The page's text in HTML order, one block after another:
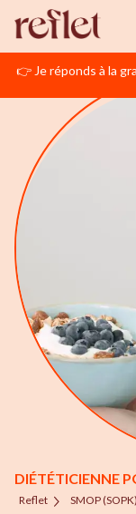
👉 Je réponds à la
DIÉTÉTICIENNE
Reflet SMOP (SOPK)